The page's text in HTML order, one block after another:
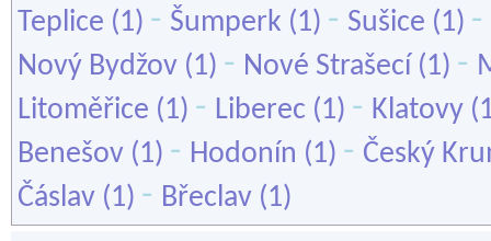
Teplice (1) - Šumperk (1) - Sušice (1) -
Nový Bydžov (1) - Nové Strašecí (1) -
Litoměřice (1) - Liberec (1) - Klatovy
Benešov (1) - Hodonín (1) - Český
Čáslav (1) - Břeclav (1)